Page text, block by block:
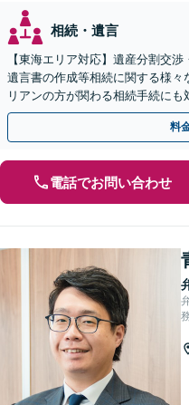
相続・遺言
【東海エリア対応】遺産分割交
遺言書の作成等相続に関する様々
リアンの方が関わる相続手続に
決を特に意識しています。
料
電話でお問い合わせ